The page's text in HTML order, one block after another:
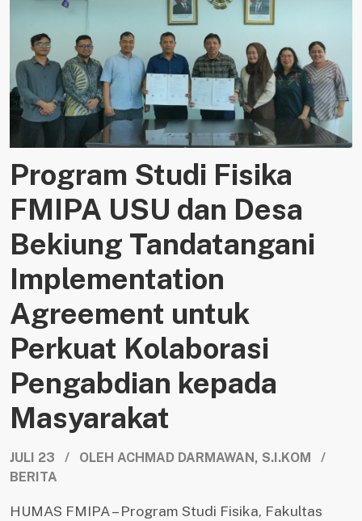
Program Studi Fisika
FMIPA USU dan Desa
Bekiung Tandatangani
Implementation
Agreement untuk
Perkuat Kolaborasi
Pengabdian kepada
Masyarakat
JULI 23 / OLEH ACHMAD DARMAWAN, S.I.KOM /
BERITA
HUMAS FMIPA – Program Studi Fisika, Fakultas